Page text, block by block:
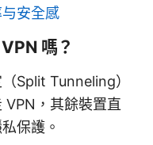
安全感
嗎？
Split Tunneling）
VPN，其餘裝置直
保護。